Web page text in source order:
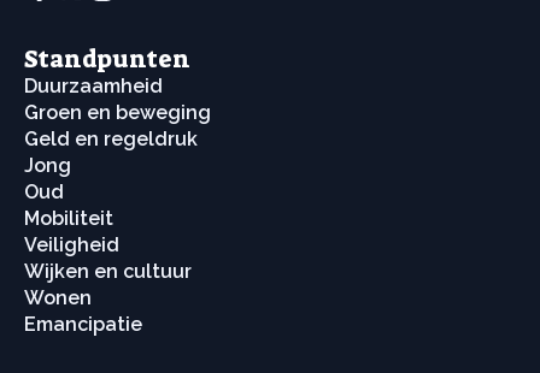
Standpunten
Duurzaamheid
Groen en beweging
Geld en regeldruk
Jong
Oud
Mobiliteit
Veiligheid
Wijken en cultuur
Wonen
Emancipatie